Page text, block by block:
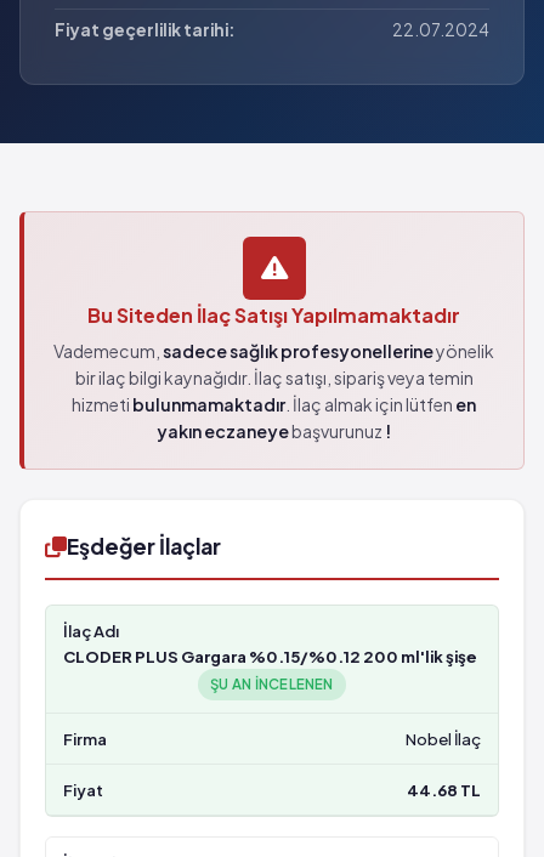
Fiyat geçerlilik tarihi:
22.07.2024
Bu Siteden İlaç Satışı Yapılmamaktadır
Vademecum, sadece sağlık profesyonellerineyönelik
bir ilaç bilgi kaynağıdır. İlaç satışı, sipariş veya temin
hizmeti bulunmamaktadır. İlaç almak için lütfen en
yakın eczaneyebaşvurunuz !
Eşdeğer İlaçlar
CLODER PLUS Gargara %0.15/%0.12 200 ml'lik şişe
ŞU AN INCELENEN
Nobel İlaç
44.68 TL